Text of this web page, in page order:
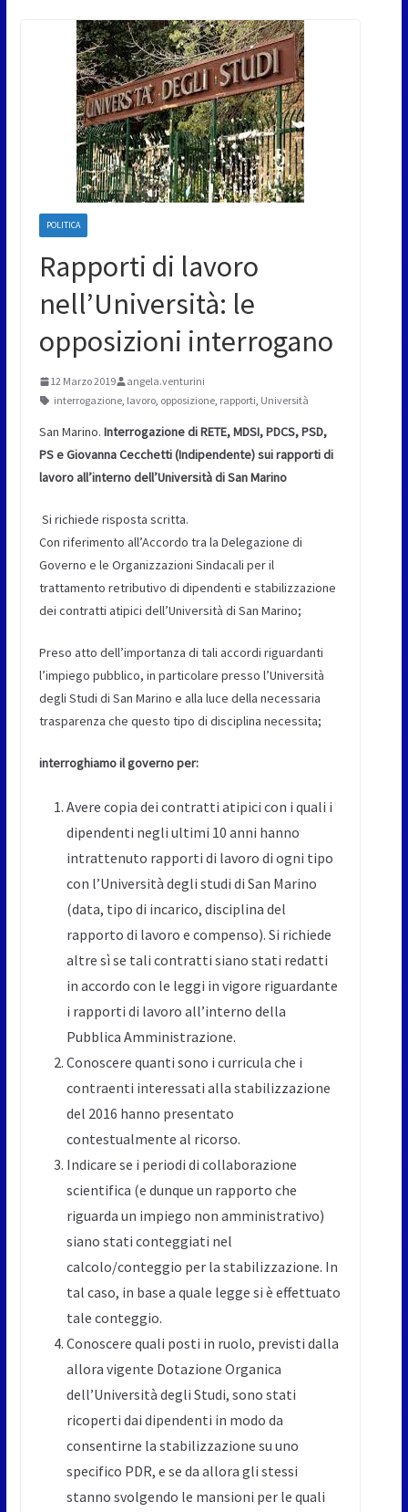
POLITICA
Rapporti di lavoro
nell’Università: le
opposizioni interrogano
12 Marzo 2019
angela.venturini
interrogazione, lavoro, opposizione, rapporti, Università
San Marino. Interrogazione di RETE, MDSI, PDCS, PSD,
PS e Giovanna Cecchetti (Indipendente) sui rapporti di
lavoro all’interno dell’Università di San Marino
Si richiede risposta scritta.
Con riferimento all’Accordo tra la Delegazione di
Governo e le Organizzazioni Sindacali per il
trattamento retributivo di dipendenti e stabilizzazione
dei contratti atipici dell’Università di San Marino;
Preso atto dell’importanza di tali accordi riguardanti
l’impiego pubblico, in particolare presso l’Università
degli Studi di San Marino e alla luce della necessaria
trasparenza che questo tipo di disciplina necessita;
interroghiamo il governo per:
Avere copia dei contratti atipici con i quali i
dipendenti negli ultimi 10 anni hanno
intrattenuto rapporti di lavoro di ogni tipo
con l’Università degli studi di San Marino
(data, tipo di incarico, disciplina del
rapporto di lavoro e compenso). Si richiede
altre sì se tali contratti siano stati redatti
in accordo con le leggi in vigore riguardante
i rapporti di lavoro all’interno della
Pubblica Amministrazione.
Conoscere quanti sono i curricula che i
contraenti interessati alla stabilizzazione
del 2016 hanno presentato
contestualmente al ricorso.
Indicare se i periodi di collaborazione
scientifica (e dunque un rapporto che
riguarda un impiego non amministrativo)
siano stati conteggiati nel
calcolo/conteggio per la stabilizzazione. In
tal caso, in base a quale legge si è effettuato
tale conteggio.
Conoscere quali posti in ruolo, previsti dalla
allora vigente Dotazione Organica
dell’Università degli Studi, sono stati
ricoperti dai dipendenti in modo da
consentirne la stabilizzazione su uno
specifico PDR, e se da allora gli stessi
stanno svolgendo le mansioni per le quali